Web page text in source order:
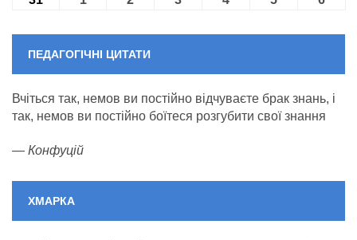
ПЕДАГОГІЧНІ ЦИТАТИ
Вчіться так, немов ви постійно відчуваєте брак знань, і
так, немов ви постійно боїтеся розгубити свої знання
— Конфуцій
ХМАРКА